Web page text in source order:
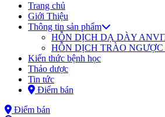
Trang chủ
Giới Thiệu
Thông tin sản phẩm
HỖN DỊCH DẠ DÀY
HỖN DỊCH TRÀO
Kiến thức bệnh học
Thảo dược
Tin tức
Điểm bán
Điểm bán